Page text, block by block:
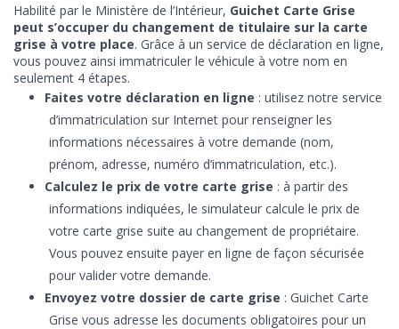
Habilité par le Ministère de l’Intérieur, Guichet Carte Grise
peut s’occuper du changement de titulaire sur la carte
grise à votre place. Grâce à un service de déclaration en ligne,
vous pouvez ainsi immatriculer le véhicule à votre nom en
seulement 4 étapes.
Faites votre déclaration en ligne : utilisez notre service
d’immatriculation sur Internet pour renseigner les
informations nécessaires à votre demande (nom,
prénom, adresse, numéro d’immatriculation, etc.).
Calculez le prix de votre carte grise : à partir des
informations indiquées, le simulateur calcule le prix de
votre carte grise suite au changement de propriétaire.
Vous pouvez ensuite payer en ligne de façon sécurisée
pour valider votre demande.
Envoyez votre dossier de carte grise : Guichet Carte
Grise vous adresse les documents obligatoires pour un